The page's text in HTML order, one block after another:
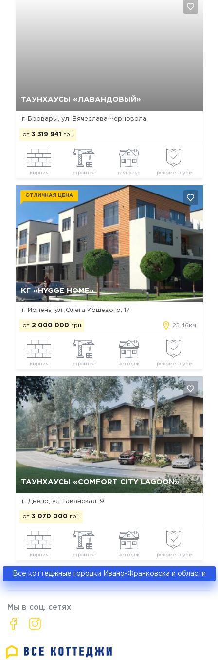
ТАУНХАУСЫ «ЛАВАНДОВЫЙ»
г. Бровары, ул. Вячеслава Черновола
от 3 319 941 грн
кирпич строится таунхаус рекомендуем
КГ «HYGGE HOME»
ОТЛИЧНАЯ ЦЕНА
г. Ирпень, ул. Олега Кошевого, 17
от 2 000 000 грн 25.46км
кирпич строится коттедж рекомендуем
Да, удалить Отмена
ТАУНХАУСЫ «COMFORT CITY LAGOON»
г. Днепр, ул. Гаванская, 9
от 3 070 000 грн
кирпич строится коттедж рекомендуем
Да, удалить
Все коттеджные городки Ивано-Франковска и области
Мы в соц. сетях